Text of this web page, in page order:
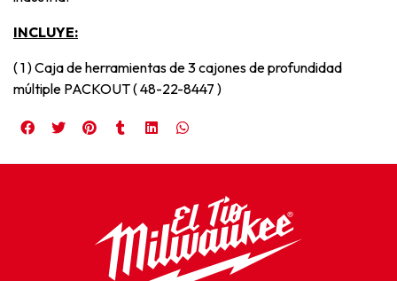
INCLUYE:
( 1 ) Caja de herramientas de 3 cajones de profundidad
múltiple PACKOUT ( 48-22-8447 )